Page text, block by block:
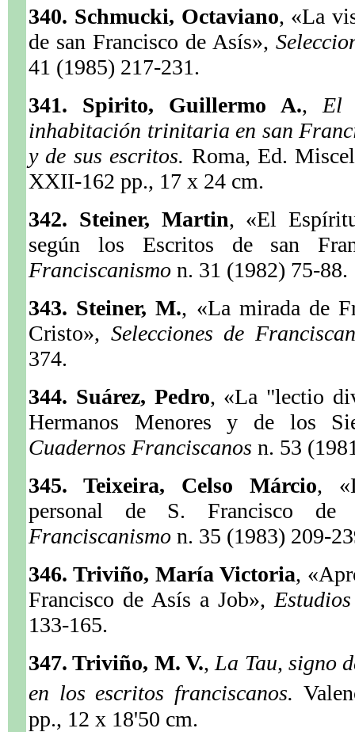
340. Schmucki, Octaviano, «La
de san Francisco de Asís»,
41 (1985) 217-231.
341. Spirito, Guillermo A.,El
inhabitación trinitaria en san
y de sus escritos. Roma, Ed.
XXII-162 pp., 17 x 24 cm.
342. Steiner, Martin, «El
según los Escritos de san
Franciscanismo n. 31 (1982) 75-88.
343. Steiner, M., «La mirada de
Cristo», Selecciones de
374.
344. Suárez, Pedro, «La "lectio
Hermanos Menores y de los
Cuadernos Franciscanos n. 53
345. Teixeira, Celso Márcio,
personal de S. Francisco
Franciscanismo n. 35 (1983) 209-
346. Triviño, María Victoria,
Francisco de Asís a Job»,
133-165.
347. Triviño, M. V.,La Tau, signo
en los escritos franciscanos.
pp., 12 x 18'50 cm.